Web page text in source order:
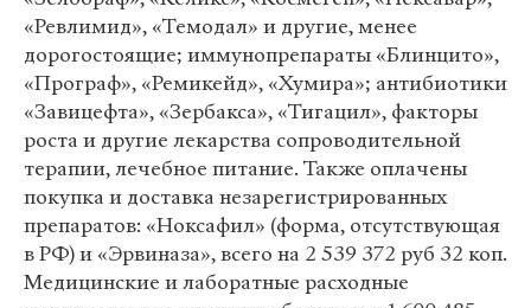
«Ревлимид», «Темодал» и другие, менее
дорогостоящие; иммунопрепараты «Блинцито»,
«Програф», «Ремикейд», «Хумира»; антибиотики
«Завицефта», «Зербакса», «Тигацил», факторы
роста и другие лекарства сопроводительной
терапии, лечебное питание. Также оплачены
покупка и доставка незарегистрированных
препаратов: «Ноксафил» (форма, отсутствующая
в РФ) и «Эрвиназа», всего на 2 539 372 руб 32 коп.
Медицинские и лаборатные расходные